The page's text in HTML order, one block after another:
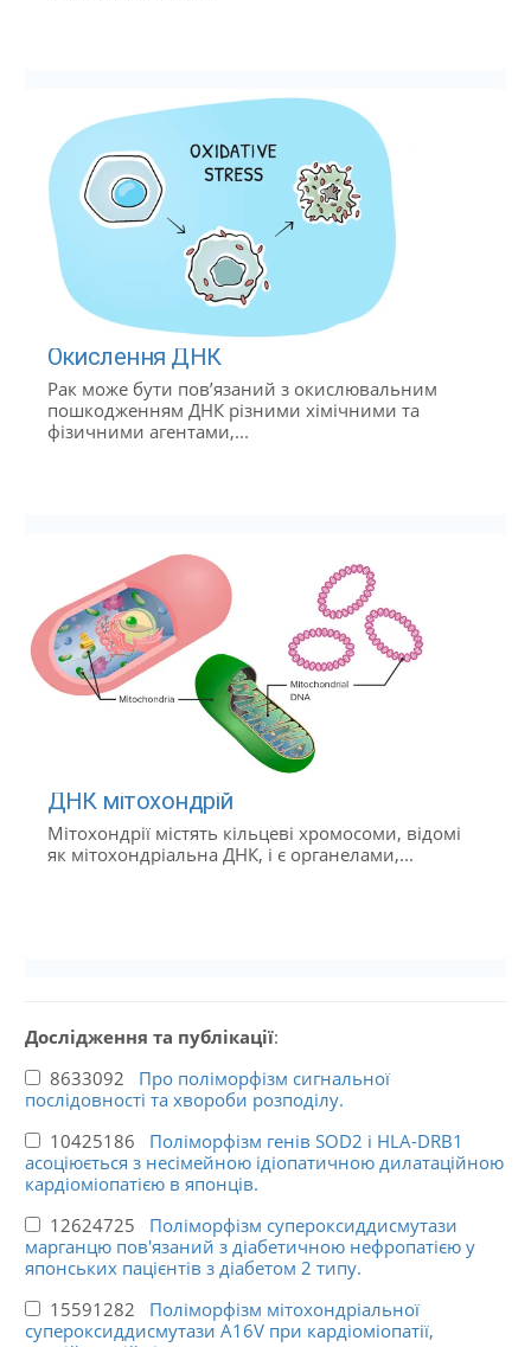
Окислення ДНК
Рак може бути пов’язаний з окислювальним
пошкодженням ДНК різними хімічними та
фізичними агентами,...
ДНК мітохондрій
Мітохондрії містять кільцеві хромосоми, відомі
як мітохондріальна ДНК, і є органелами,...
Дослідження та публікації:
8633092 Про поліморфізм сигнальної
послідовності та хвороби розподілу.
10425186 Поліморфізм генів SOD2 і HLA-DRB1
асоціюється з несімейною ідіопатичною дилатаційною
кардіоміопатією в японців.
12624725 Поліморфізм супероксиддисмутази
марганцю пов'язаний з діабетичною нефропатією у
японських пацієнтів з діабетом 2 типу.
15591282 Поліморфізм мітохондріальної
супероксиддисмутази A16V при кардіоміопатії,